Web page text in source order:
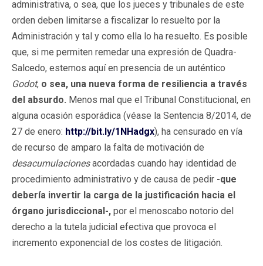
administrativa, o sea, que los jueces y tribunales de este
orden deben limitarse a fiscalizar lo resuelto por la
Administración y tal y como ella lo ha resuelto. Es posible
que, si me permiten remedar una expresión de Quadra-
Salcedo, estemos aquí en presencia de un auténtico
Godot, o sea, una nueva forma de resiliencia a través
del absurdo. Menos mal que el Tribunal Constitucional, en
alguna ocasión esporádica (véase la Sentencia 8/2014, de
27 de enero: http://bit.ly/1NHadgx), ha censurado en vía
de recurso de amparo la falta de motivación de
desacumulacionesacordadas cuando hay identidad de
procedimiento administrativo y de causa de pedir -que
debería invertir la carga de la justificación hacia el
órgano jurisdiccional-, por el menoscabo notorio del
derecho a la tutela judicial efectiva que provoca el
incremento exponencial de los costes de litigación.